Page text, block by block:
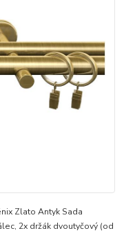
Zlato Antyk Sada
2x držák dvoutyčový (od